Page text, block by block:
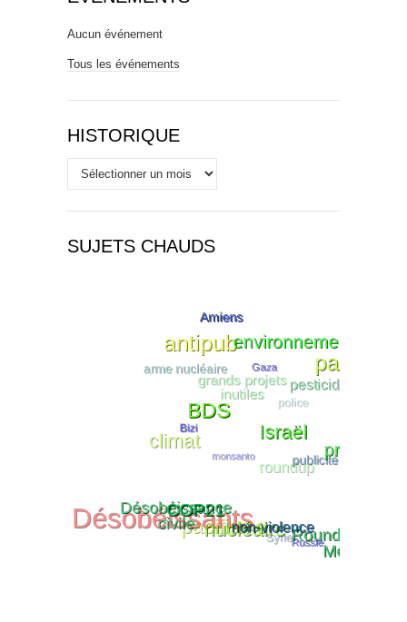
Aucun événement
Tous les événements
HISTORIQUE
Historique
SUJETS CHAUDS